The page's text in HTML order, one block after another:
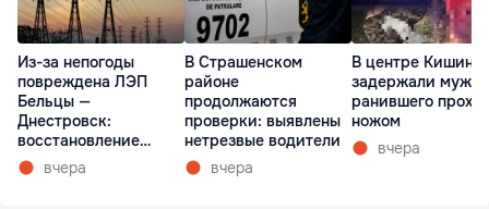
Из-за непогоды
повреждена ЛЭП
Бельцы —
Днестровск:
восстановление
займет более недели
вчера
В Страшенском
районе
продолжаются
проверки: выявлены
нетрезвые водители
вчера
В центре
задержали
ранившего
ножом
вчера